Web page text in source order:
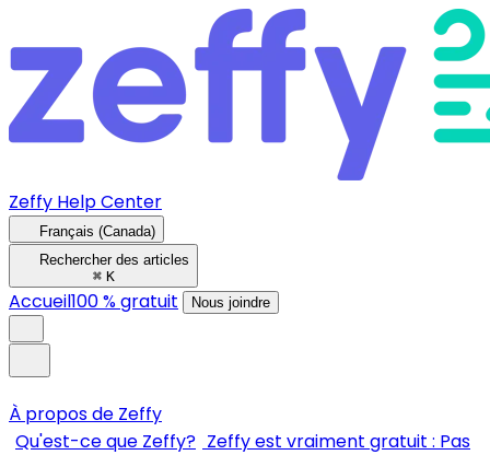
Zeffy Help Center
Français (Canada)
Rechercher des articles
⌘ K
Accueil100 % gratuit Nous joindre
À propos de Zeffy
Qu'est-ce que Zeffy? Zeffy est vraiment gratuit : Pas